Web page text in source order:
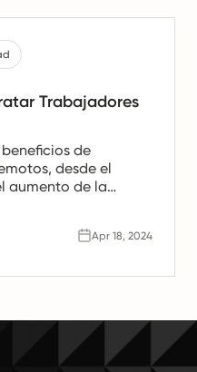
Trabajadores
de
desde el
aumento de la
Apr 18, 2024